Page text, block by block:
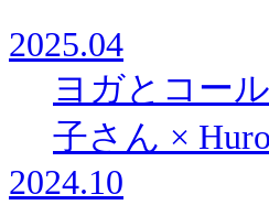
2025.04
ヨガとコー
子さん ×
2024.10